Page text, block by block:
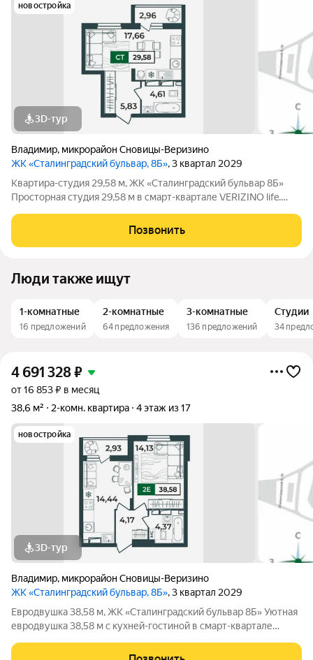
новостройка
3D-тур
Владимир, микрорайон Сновицы-Веризино
ЖК «Сталинградский бульвар, 8Б», 3 квартал 2029
Квартира-студия 29,58 м, ЖК «Сталинградский бульвар 8Б»
Просторная студия 29,58 м в смарт-квартале VERIZINO life.
планировка, современный дом и развитая инфраструктура
рядом. О квартире:
Позвонить
Люди также ищут
1-комнатные
16 предложений
2-комнатные
64 предложения
3-комнатные
136 предложений
Студии
34
4 691 328₽
от 16 853 ₽ в месяц
38,6 м²
2-комн. квартира 4 этаж из 17
новостройка
3D-тур
Владимир, микрорайон Сновицы-Веризино
ЖК «Сталинградский бульвар, 8Б», 3 квартал 2029
Евродвушка 38,58 м, ЖК «Сталинградский бульвар 8Б» Уютная
евродвушка 38,58 м с кухней-гостиной в смарт-квартале
семьи: удобная планировка, современный дом и развитая